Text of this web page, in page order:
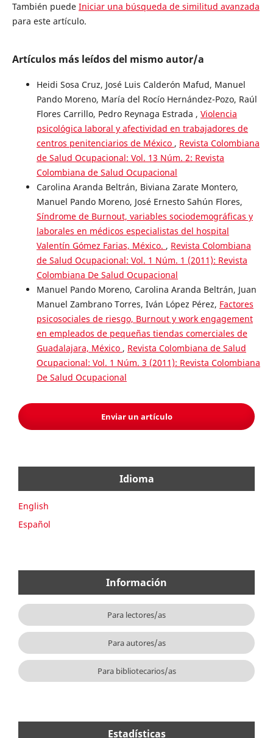
También puede Iniciar una búsqueda de similitud avanzada
para este artículo.
Artículos más leídos del mismo autor/a
Heidi Sosa Cruz, José Luis Calderón Mafud, Manuel
Pando Moreno, María del Rocío Hernández-Pozo, Raúl
Flores Carrillo, Pedro Reynaga Estrada , Violencia
psicológica laboral y afectividad en trabajadores de
centros penitenciarios de México , Revista Colombiana
de Salud Ocupacional: Vol. 13 Núm. 2: Revista
Colombiana de Salud Ocupacional
Carolina Aranda Beltrán, Biviana Zarate Montero,
Manuel Pando Moreno, José Ernesto Sahún Flores,
Síndrome de Burnout, variables sociodemográficas y
laborales en médicos especialistas del hospital
Valentín Gómez Farias, México. , Revista Colombiana
de Salud Ocupacional: Vol. 1 Núm. 1 (2011): Revista
Colombiana De Salud Ocupacional
Manuel Pando Moreno, Carolina Aranda Beltrán, Juan
Manuel Zambrano Torres, Iván López Pérez, Factores
psicosociales de riesgo, Burnout y work engagement
en empleados de pequeñas tiendas comerciales de
Guadalajara, México , Revista Colombiana de Salud
Ocupacional: Vol. 1 Núm. 3 (2011): Revista Colombiana
De Salud Ocupacional
Enviar un artículo
Idioma
English
Español
Información
Para lectores/as
Para autores/as
Para bibliotecarios/as
Estadísticas